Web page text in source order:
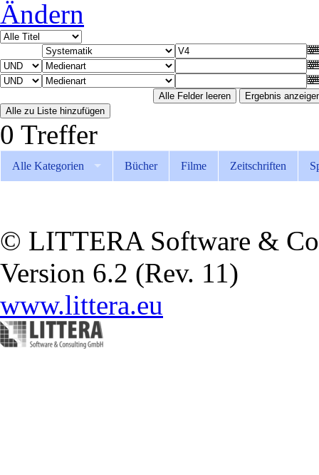
Ändern
0 Treffer
Alle Kategorien Bücher Filme Zeitschriften
© LITTERA Software &
Version 6.2 (Rev. 11)
www.littera.eu